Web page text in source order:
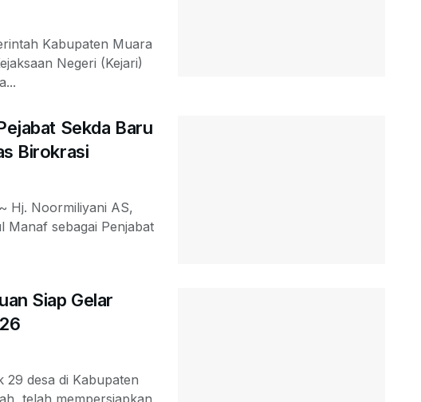
Kabupaten Muara
Negeri (Kejari)
Sekda Baru
Birokrasi
Hj. Noormiliyani AS,
Manaf sebagai Penjabat
Siap Gelar
29 desa di Kabupaten